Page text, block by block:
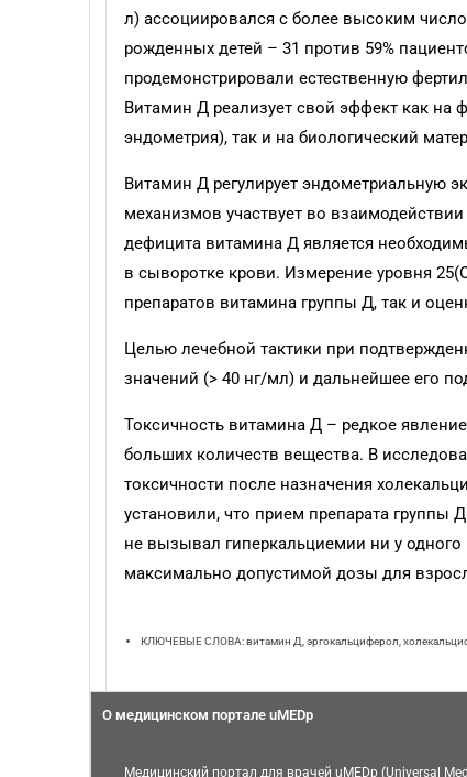
л) ассоциировался с более высоким
рожденных детей – 31 против 59%
продемонстрировали естественную
Витамин Д реализует свой эффект как на
эндометрия), так и на биологический
Витамин Д регулирует эндометриальную
механизмов участвует во
дефицита витамина Д является
в сыворотке крови. Измерение уровня
препаратов витамина группы Д, так и
Целью лечебной тактики при
значений (> 40 нг/мл) и дальнейшее его
Токсичность витамина Д – редкое
больших количеств вещества. В
токсичности после назначения
установили, что прием препарата группы
не вызывал гиперкальциемии ни у одного
максимально допустимой дозы для
КЛЮЧЕВЫЕ СЛОВА: витамин Д, эргокальциферол,
О медицинском портале uMEDp
Медицинский портал для врачей uMEDp (Universal